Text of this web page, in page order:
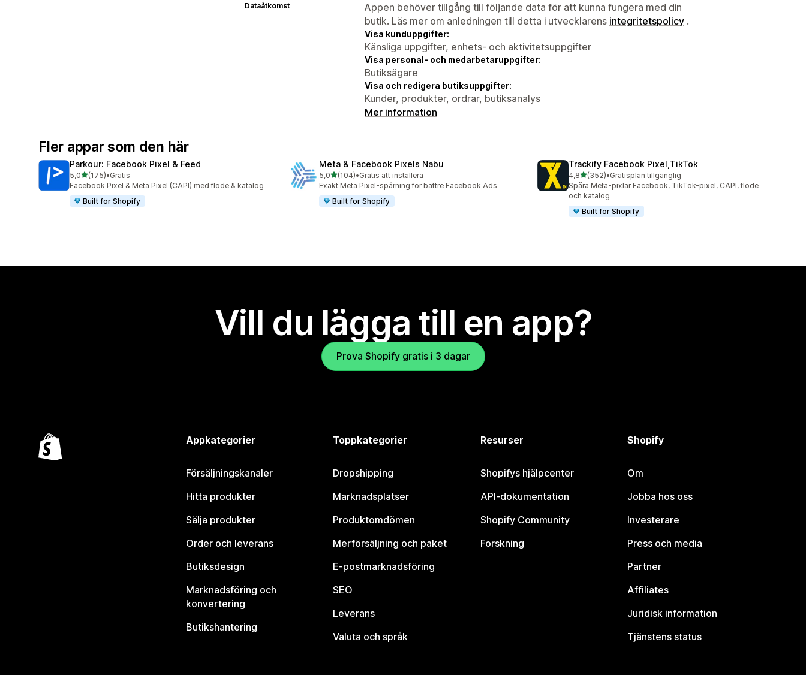
Dataåtkomst
Appen behöver tillgång till följande data för att kunna fungera med din
butik. Läs mer om anledningen till detta i utvecklarens integritetspolicy .
Visa kunduppgifter:
Känsliga uppgifter, enhets- och aktivitetsuppgifter
Visa personal- och medarbetaruppgifter:
Butiksägare
Visa och redigera butiksuppgifter:
Kunder, produkter, ordrar, butiksanalys
Mer information
Fler appar som den här
Parkour: Facebook Pixel & Feed
5,0av 5 stjärnor
(175)
175 recensioner totalt
•Gratis
Facebook Pixel & Meta Pixel (CAPI) med flöde & katalog
Built for Shopify
Meta & Facebook Pixels Nabu
5,0av 5 stjärnor
(104)
104 recensioner totalt
•Gratis att installera
Exakt Meta Pixel-spårning för bättre Facebook Ads
Built for Shopify
Trackify Facebook Pixel,TikTok
4,8av 5 stjärnor
(352)
352 recensioner totalt
•Gratisplan tillgänglig
Spåra Meta-pixlar Facebook, TikTok-pixel, CAPI, flöde
och katalog
Built for Shopify
Vill du lägga till en app?
Prova Shopify gratis i 3 dagar
Appkategorier
Försäljningskanaler
Hitta produkter
Sälja produkter
Order och leverans
Butiksdesign
Marknadsföring och
konvertering
Butikshantering
Toppkategorier
Dropshipping
Marknadsplatser
Produktomdömen
Merförsäljning och paket
E-postmarknadsföring
SEO
Leverans
Valuta och språk
Resurser
Shopifys hjälpcenter
API-dokumentation
Shopify Community
Forskning
Shopify
Om
Jobba hos oss
Investerare
Press och media
Partner
Affiliates
Juridisk information
Tjänstens status